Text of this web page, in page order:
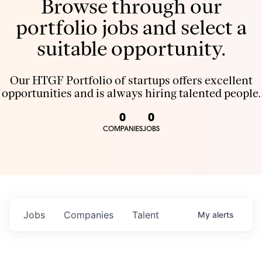
Browse through our
portfolio jobs and select a
suitable opportunity.
Our HTGF Portfolio of startups offers excellent
opportunities and is always hiring talented people.
0
COMPANIES
0
JOBS
Jobs Companies Talent My alerts